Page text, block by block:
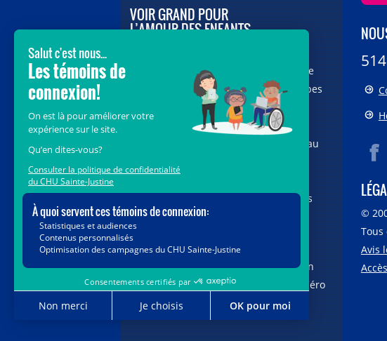
VOIR GRAND POUR
L’AMOUR DES ENFANTS
vous au cœur de la campagne majeure
Voir Grand, nous conduisons les équipes
soignantes vers les opportunités de la
science et des nouvelles technologies
pour que chaque enfant, où qu’il soit au
Justine. Ensemble, unissons nos forces
pour leur avenir.
Merci de voir grand avec nous.
Vous pouvez également faire votre don
par la poste ou par téléphone au numéro
sans frais1-888-235-DONS (3667)
©
Tous
Avis